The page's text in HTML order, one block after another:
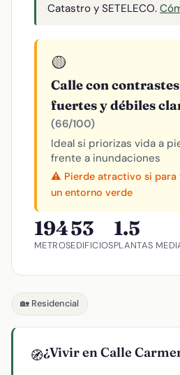
Catastro y SETELECO.
🟡
Calle con
fuertes y débiles
(66/100)
Ideal si priorizas vida a
frente a inundaciones
⚠️ Pierde atractivo si para
un entorno verde
194
METROS
53
EDIFICIOS
1.5
PLANTAS
🏡 Residencial
🧭¿Vivir en Calle